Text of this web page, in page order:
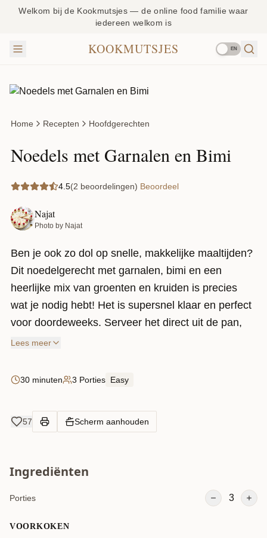
Welkom bij de Kookmutsjes — de online food familie waar
iedereen welkom is
KOOKMUTSJES EN
Home Recepten Hoofdgerechten
Noedels met Garnalen en Bimi
4.5(2 beoordelingen) Beoordeel
Najat
Photo by Najat
Ben je ook zo dol op snelle, makkelijke maaltijden?
Dit noedelgerecht met garnalen, bimi en een
heerlijke mix van groenten en kruiden is precies
wat je nodig hebt! Het is supersnel klaar en perfect
voor doordeweeks. Serveer het direct uit de pan,
en je hebt een bord waar je helemaal blij van wordt!
Lees meer
30 minuten 3 Porties Easy
57 Scherm aanhouden
Ingrediënten
Porties 3
VOORKOKEN